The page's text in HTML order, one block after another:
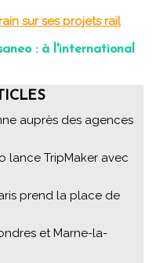
sur ses projets rail
: à l'international
auprès des agences
lance TripMaker avec
prend la place de
et Marne-la-